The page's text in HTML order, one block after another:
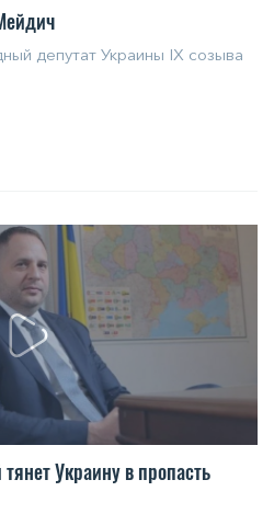
депутат Украины IX созыва
Украину в пропасть